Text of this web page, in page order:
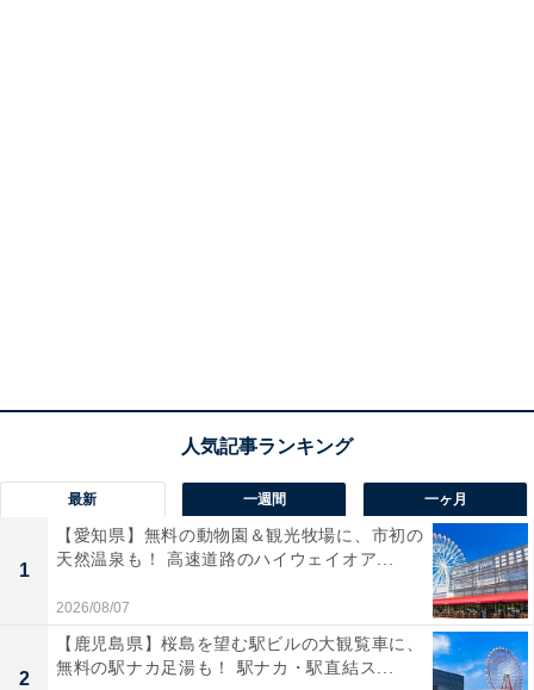
最新 一週間 一ヶ月
1
【愛知県】無料の動物園＆観光牧場に、市初の
天然温泉も！ 高速道路のハイウェイオア...
2026/08/07
2
【鹿児島県】桜島を望む駅ビルの大観覧車に、
無料の駅ナカ足湯も！ 駅ナカ・駅直結ス...